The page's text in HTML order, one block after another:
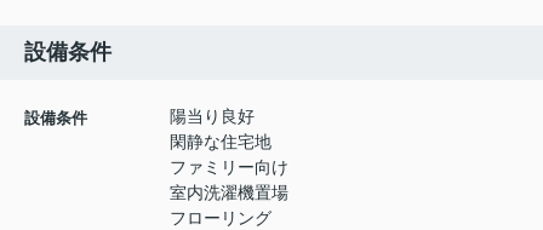
設備条件
設備条件
陽当り良好
閑静な住宅地
ファミリー向け
室内洗濯機置場
フローリング